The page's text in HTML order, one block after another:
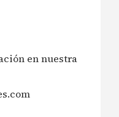
en nuestra